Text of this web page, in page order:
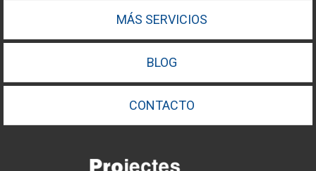
MÁS SERVICIOS
BLOG
CONTACTO